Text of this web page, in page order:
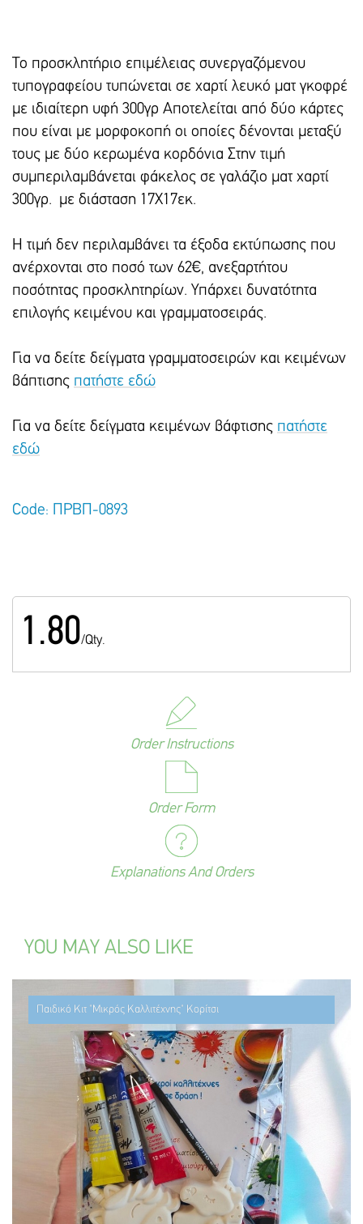
Το προσκλητήριο επιμέλειας συνεργαζόμενου
τυπογραφείου τυπώνεται σε χαρτί λευκό ματ γκοφρέ
με ιδιαίτερη υφή 300γρ Αποτελείται από δύο κάρτες
που είναι με μορφοκοπή οι οποίες δένονται μεταξύ
τους με δύο κερωμένα κορδόνια Στην τιμή
συμπεριλαμβάνεται φάκελος σε γαλάζιο ματ χαρτί
300γρ. με διάσταση 17Χ17εκ.
Η τιμή δεν περιλαμβάνει τα έξοδα εκτύπωσης που
ανέρχονται στο ποσό των 62€, ανεξαρτήτου
ποσότητας προσκλητηρίων. Υπάρxει δυνατότητα
επιλογής κειμένου και γραμματοσειράς.
Για να δείτε δείγματα γραμματοσειρών και κειμένων
βάπτισης πατήστε εδώ
Για να δείτε δείγματα κειμένων βάφτισης πατήστε
εδώ
Code: ΠΡΒΠ-0893
1.80/Qty.
Order Instructions
Order Form
Explanations And Orders
YOU MAY ALSO LIKE
Παιδικό Κιτ "Μικρός Καλλιτέχνης" Κορίτσι